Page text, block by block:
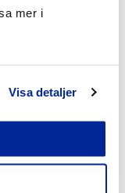
mer i
Visa detaljer